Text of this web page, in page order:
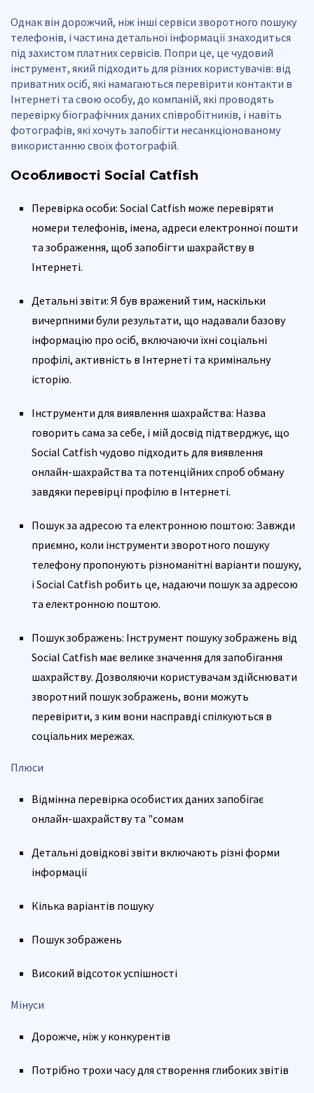
Однак він дорожчий, ніж інші сервіси зворотного пошуку
телефонів, і частина детальної інформації знаходиться
під захистом платних сервісів. Попри це, це чудовий
інструмент, який підходить для різних користувачів: від
приватних осіб, які намагаються перевірити контакти в
Інтернеті та свою особу, до компаній, які проводять
перевірку біографічних даних співробітників, і навіть
фотографів, які хочуть запобігти несанкціонованому
використанню своїх фотографій.
Особливості Social Catfish
Перевірка особи: Social Catfish може перевіряти
номери телефонів, імена, адреси електронної пошти
та зображення, щоб запобігти шахрайству в
Інтернеті.
Детальні звіти: Я був вражений тим, наскільки
вичерпними були результати, що надавали базову
інформацію про осіб, включаючи їхні соціальні
профілі, активність в Інтернеті та кримінальну
історію.
Інструменти для виявлення шахрайства: Назва
говорить сама за себе, і мій досвід підтверджує, що
Social Catfish чудово підходить для виявлення
онлайн-шахрайства та потенційних спроб обману
завдяки перевірці профілю в Інтернеті.
Пошук за адресою та електронною поштою: Завжди
приємно, коли інструменти зворотного пошуку
телефону пропонують різноманітні варіанти пошуку,
і Social Catfish робить це, надаючи пошук за адресою
та електронною поштою.
Пошук зображень: Інструмент пошуку зображень від
Social Catfish має велике значення для запобігання
шахрайству. Дозволяючи користувачам здійснювати
зворотний пошук зображень, вони можуть
перевірити, з ким вони насправді спілкуються в
соціальних мережах.
Плюси
Відмінна перевірка особистих даних запобігає
онлайн-шахрайству та "сомам
Детальні довідкові звіти включають різні форми
інформації
Кілька варіантів пошуку
Пошук зображень
Високий відсоток успішності
Мінуси
Дорожче, ніж у конкурентів
Потрібно трохи часу для створення глибоких звітів